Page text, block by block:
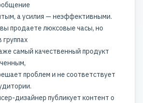
а усилия — неэффективными.
продаете люксовые часы, но
группах
самый качественный продукт
проблем и не соответствует
дизайнер публикует контент о